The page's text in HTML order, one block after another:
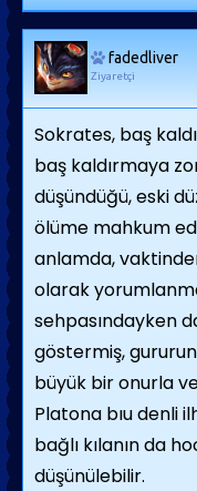
fadedliver
Ziyaretçi
Sokrates, baş
baş kaldırmaya
düşündüğü, eski
ölüme mahkum
anlamda,
olarak
sehpasındayken
göstermiş,
büyük bir onurla
Platona bıu denli
bağlı kılanın da
düşünülebilir.